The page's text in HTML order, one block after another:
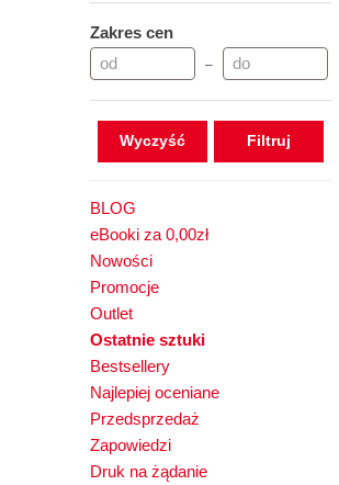
Zakres cen
–
Wyczyść
BLOG
eBooki za 0,00zł
Nowości
Promocje
Outlet
Ostatnie sztuki
Bestsellery
Najlepiej oceniane
Przedsprzedaż
Zapowiedzi
Druk na żądanie